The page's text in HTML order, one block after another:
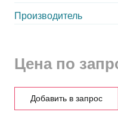
Производитель
Цена по
Добавить в запрос